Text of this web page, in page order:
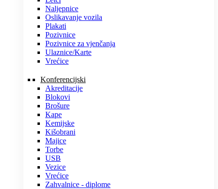
Naljepnice
Oslikavanje vozila
Plakati
Pozivnice
Pozivnice za vjenčanja
Ulaznice/Karte
Vrećice
Konferencijski
Akreditacije
Blokovi
Brošure
Kape
Kemijske
Kišobrani
Majice
Torbe
USB
Vezice
Vrećice
Zahvalnice - diplome